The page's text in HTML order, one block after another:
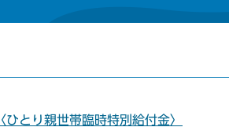
とり親世帯臨時特別給付金〉